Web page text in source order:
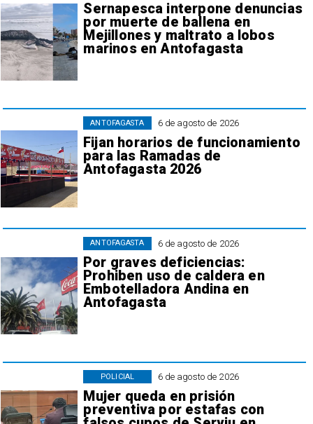
Sernapesca interpone denuncias
por muerte de ballena en
Mejillones y maltrato a lobos
marinos en Antofagasta
6 de agosto de 2026
Fijan horarios de funcionamiento
para las Ramadas de
Antofagasta 2026
ANTOFAGASTA
6 de agosto de 2026
Por graves deficiencias:
Prohiben uso de caldera en
Embotelladora Andina en
Antofagasta
ANTOFAGASTA
6 de agosto de 2026
Mujer queda en prisión
preventiva por estafas con
POLICIAL